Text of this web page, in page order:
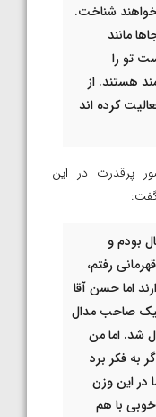
شناخت.
مانند
تو را
هستند. از
کرده اند
پرقدرت در این
بودم و
رفتم،
اما حسن آقا
صاحب مدال
شد. اما من
به فکر برد
در این وزن
خوبی با هم